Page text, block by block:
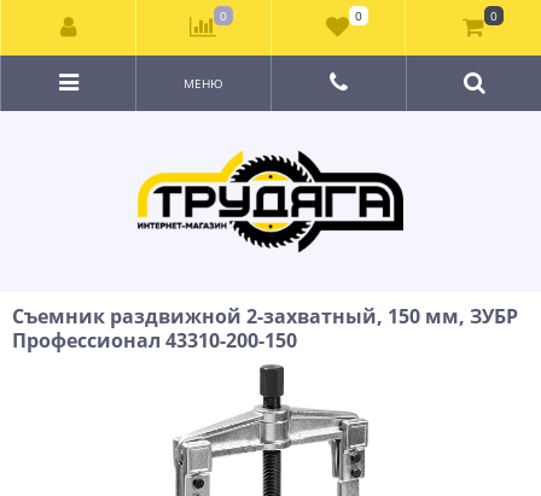
МЕНЮ
Съемник раздвижной 2-захватный, 150 мм, ЗУБР
Профессионал 43310-200-150
0 0 0